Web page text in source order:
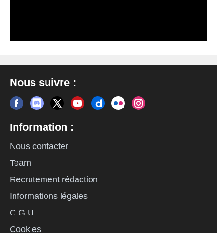
Nous suivre :
Information :
Nous contacter
Team
Recrutement rédaction
Informations légales
C.G.U
Cookies